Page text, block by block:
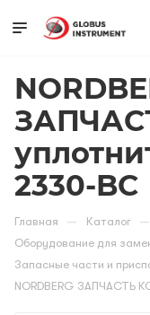
2330-BC
Главная — Каталог —
Оборудование для
Запасные части и
NORDBERG ЗАПЧАСТЬ